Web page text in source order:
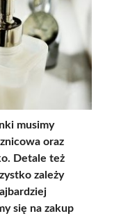
musimy
oraz
Detale też
zależy
się na zakup